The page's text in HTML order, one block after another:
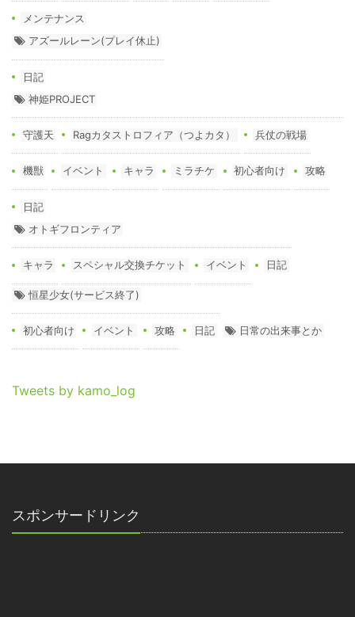
メンテナンス
アズールレーン(プレイ休止)
日記
神姫PROJECT
守護天 Ragカタストロフィア（つよカタ） 兵仗の戦場
機獣 イベント キャラ ミラチケ 初心者向け 攻略
日記
オトギフロンティア
キャラ スペシャル交換チケット イベント 日記
恒星少女(サービス終了)
初心者向け イベント 攻略 日記 日常の出来事とか
Tweets by kamo_log
スポンサードリンク